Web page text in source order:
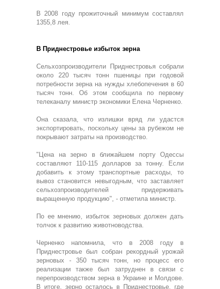
В 2008 году прожиточный минимум составлял
1355,8 лея.
В Приднестровье избыток зерна
Сельхозпроизводители Приднестровья собрали
около 220 тысяч тонн пшеницы при годовой
потребности зерна на нужды хлебопечения в 60
тысяч тонн. Об этом сообщила по первому
телеканалу министр экономики Елена Черненко.
Она сказала, что излишки вряд ли удастся
экспортировать, поскольку цены за рубежом не
покрывают затраты на производство.
"Цена на зерно в ближайшем порту Одессы
составляют 110-115 долларов за тонну. Если
добавить к этому транспортные расходы, то
вывоз становится невыгодным, что заставляет
сельхозпроизводителей придерживать
выращенную продукцию", - отметила министр.
По ее мнению, избыток зерновых должен дать
толчок к развитию животноводства.
Черненко напомнила, что в 2008 году в
Приднестровье был собран рекордный урожай
зерновых - 350 тысяч тонн, но процесс его
реализации также был затруднен в связи с
перепроизводством зерна в Украине и Молдове.
В итоге, зерно осталось в Приднестровье, где